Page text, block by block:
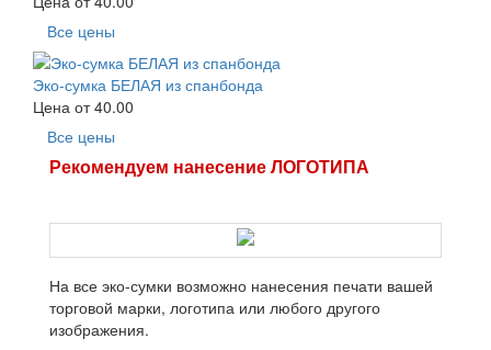
Все цены
Эко-сумка БЕЛАЯ из спанбонда
Цена от40.00
Все цены
Рекомендуем нанесение ЛОГОТИПА
На все эко-сумки возможно нанесения печати вашей
торговой марки, логотипа или любого другого
изображения.